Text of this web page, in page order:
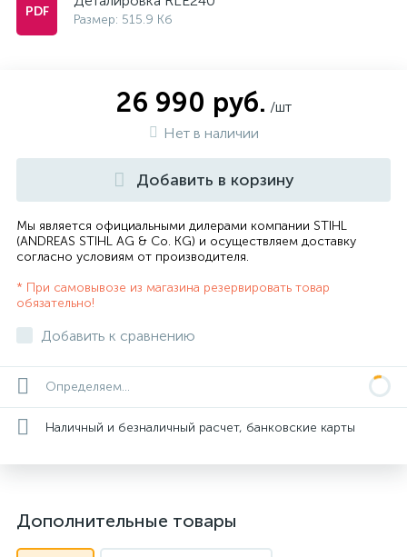
Размер: 515.9 Кб
26 990 руб. /шт
Нет в наличии
Добавить в корзину
Мы является официальными дилерами компании STIHL
(ANDREAS STIHL AG & Co. KG) и осуществляем доставку
согласно условиям от производителя.
* При самовывозе из магазина резервировать товар
обязательно!
Добавить к сравнению
Определяем...
Наличный и безналичный расчет, банковские карты
Дополнительные товары